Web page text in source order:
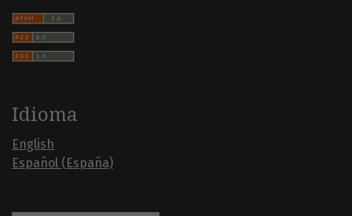
Idioma
English
Español (España)